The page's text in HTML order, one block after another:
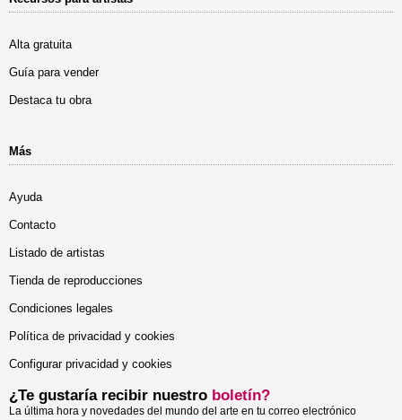
Alta gratuita
Guía para vender
Destaca tu obra
Más
Ayuda
Contacto
Listado de artistas
Tienda de reproducciones
Condiciones legales
Política de privacidad y cookies
Configurar privacidad y cookies
¿Te gustaría recibir nuestro boletín?
La última hora y novedades del mundo del arte en tu correo electrónico